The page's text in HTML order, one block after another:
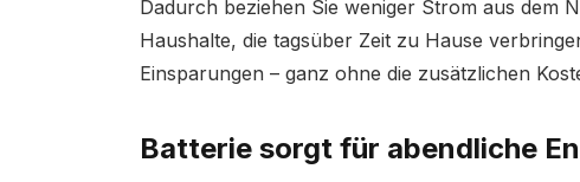
Dadurch beziehen Sie weniger Strom aus dem
Haushalte, die tagsüber Zeit zu Hause
Einsparungen – ganz ohne die zusätzlichen
Batterie sorgt für abendliche